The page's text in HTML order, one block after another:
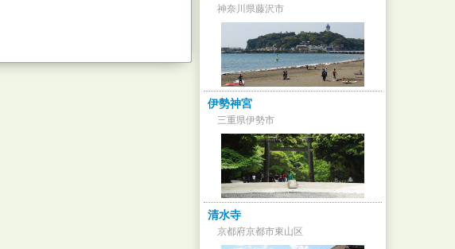
神奈川県藤沢市
伊勢神宮
三重県伊勢市
清水寺
京都府京都市東山区